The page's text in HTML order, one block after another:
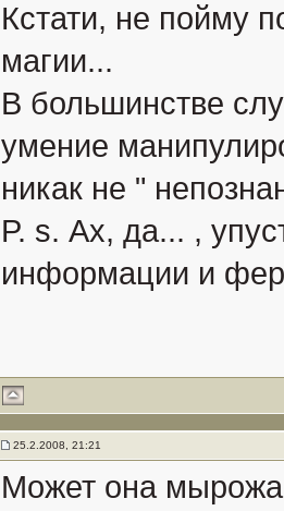
Кстати, не пойму
магии...
В большинстве
умение
никак не "
P. s. Ах, да... ,
информации и
25.2.2008, 21:21
Может она